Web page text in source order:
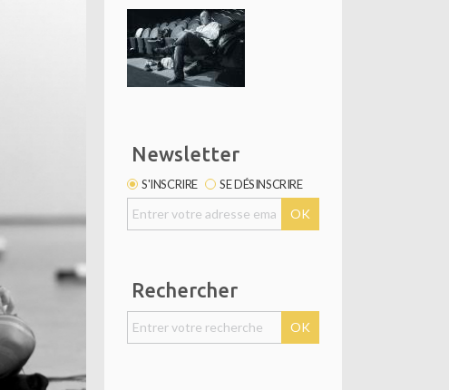
Newsletter
S'INSCRIRE SE DÉSINSCRIRE
Rechercher